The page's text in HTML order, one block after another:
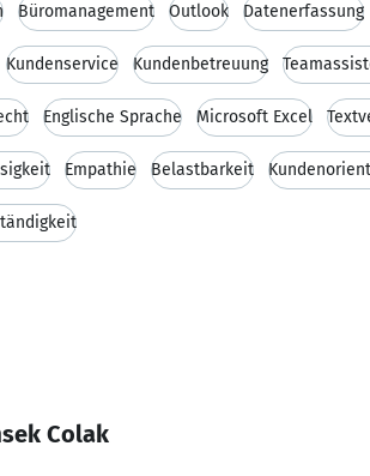
Büromanagement Outlook Datenerfassung
Kundenservice Kundenbetreuung
Englische Sprache Microsoft Excel
Empathie Belastbarkeit
Colak